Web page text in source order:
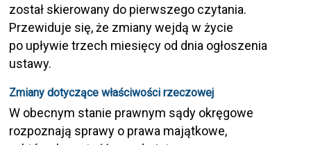
został skierowany do pierwszego czytania.
Przewiduje się, że zmiany wejdą w życie
po upływie trzech miesięcy od dnia ogłoszenia
ustawy.
Zmiany dotyczące właściwości rzeczowej
W obecnym stanie prawnym sądy okręgowe
rozpoznają sprawy o prawa majątkowe,